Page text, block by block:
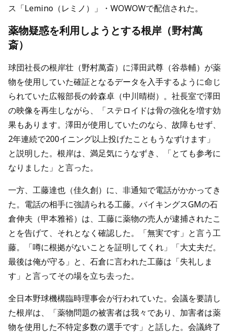
ス「Lemino（レミノ）」・WOWOWで配信された。
薬物疑惑を利用しようとする根岸（野村萬
斎）
球団社長の根岸壮（野村萬斎）に澤田武尊（谷恭輔）が薬
物を使用していた確証となるデータを入手するように命じ
られていた広報部長の鈴森卓（中川晴樹）。社長室で澤田
の映像を再生しながら、「ステロイドは骨の強化を増す効
果もあります。澤田が使用していたのなら、故障もせず、
2年連続で200イニング以上投げたこともうなずけます」
と説明した。根岸は、満足気にうなずき、「とても参考に
なりました」と言った。
一方、工藤達也（佳久創）に、非通知で電話がかかってき
た。電話の相手に強請られる工藤。バイキングスGMの石
倉伸夫（甲本雅裕）は、工藤に薬物の売人が逮捕されたこ
とを告げて、それとなく確認した。「無実です」と言う工
藤。「噂に根拠がないことを証明してくれ」「大丈夫だ。
最後は俺が守る」と、石倉に言われた工藤は「失礼しま
す」と言ってその場を立ち去った。
全日本野球機構臨時理事会が行われていた。会議を要請し
た根岸は、「薬物問題の被害者は我々であり、加害者は薬
物を使用した不特定多数の選手です」と話した。会議終了